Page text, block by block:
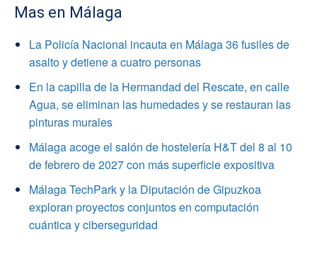
Mas en Málaga
La Policía Nacional incauta en Málaga 36 fusiles de
asalto y detiene a cuatro personas
En la capilla de la Hermandad del Rescate, en calle
Agua, se eliminan las humedades y se restauran las
pinturas murales
Málaga acoge el salón de hostelería H&T del 8 al 10
de febrero de 2027 con más superficie expositiva
Málaga TechPark y la Diputación de Gipuzkoa
exploran proyectos conjuntos en computación
cuántica y ciberseguridad